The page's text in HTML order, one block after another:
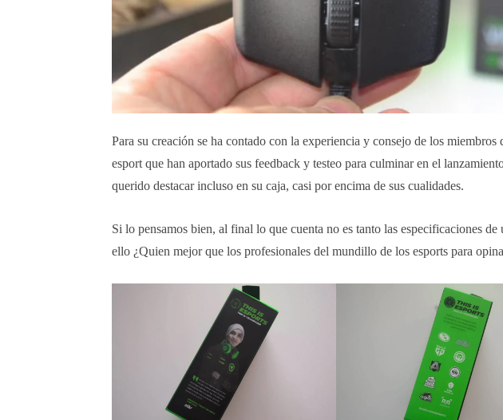
Para su creación se ha contado con la experiencia y consejo de los
esport que han aportado sus feedback y testeo para culminar en el
querido destacar incluso en su caja, casi por encima de sus cualidades.
Si lo pensamos bien, al final lo que cuenta no es tanto las especificaciones
ello ¿Quien mejor que los profesionales del mundillo de los esports para